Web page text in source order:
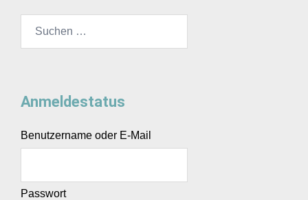
Anmeldestatus
Benutzername oder E-Mail
Passwort